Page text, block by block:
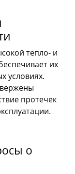
тепло- и
их
условиях.
протечек
о